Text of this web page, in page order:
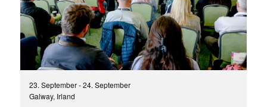
23. September-24. September
Galway, Irland